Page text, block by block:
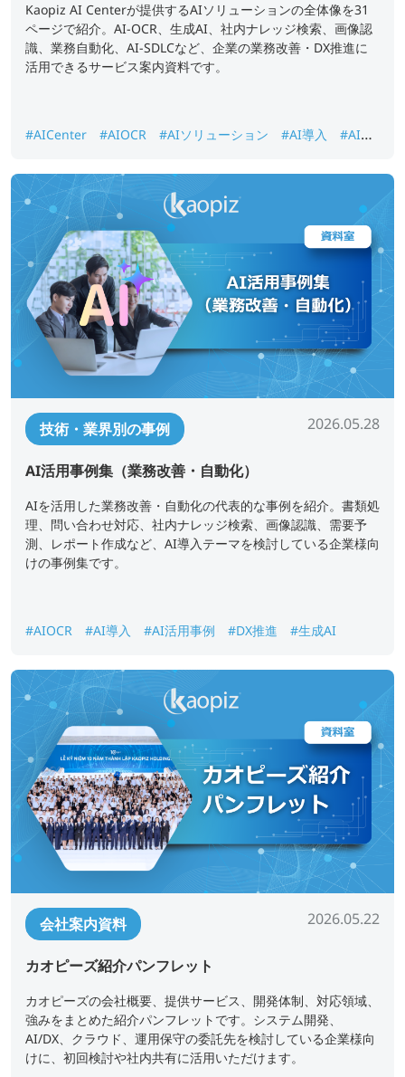
Kaopiz AI Centerが提供するAIソリューションの全体像を31
ページで紹介。AI-OCR、生成AI、社内ナレッジ検索、画像認
識、業務自動化、AI-SDLCなど、企業の業務改善・DX推進に
活用できるサービス案内資料です。
#AICenter #AIOCR #AIソリューション #AI導入
#AI画
技術・業界別の事例 2026.05.28
AI活用事例集（業務改善・自動化）
AIを活用した業務改善・自動化の代表的な事例を紹介。書類処
理、問い合わせ対応、社内ナレッジ検索、画像認識、需要予
測、レポート作成など、AI導入テーマを検討している企業様向
けの事例集です。
#AIOCR #AI導入 #AI活用事例 #DX推進 #生成AI
会社案内資料 2026.05.22
カオピーズ紹介パンフレット
カオピーズの会社概要、提供サービス、開発体制、対応領域、
強みをまとめた紹介パンフレットです。システム開発、
AI/DX、クラウド、運用保守の委託先を検討している企業様向
けに、初回検討や社内共有に活用いただけます。